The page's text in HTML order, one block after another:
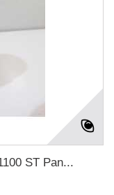
ST Pan...